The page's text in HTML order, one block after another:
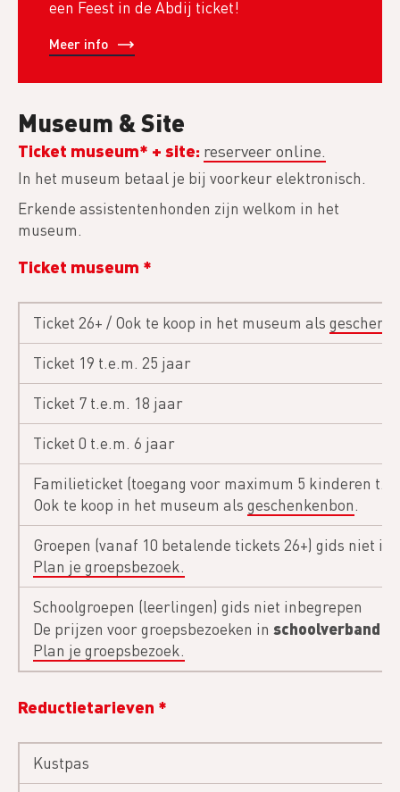
een Feest in de Abdij ticket!
Meer info
Museum & Site
Ticket museum* + site: reserveer online.
In het museum betaal je bij voorkeur elektronisch.
Erkende assistentenhonden zijn welkom in het
museum.
Ticket museum *
Ticket 26+ / Ook te koop in het museum als
Ticket 19 t.e.m. 25 jaar
Ticket 7 t.e.m. 18 jaar
Ticket 0 t.e.m. 6 jaar
Familieticket (toegang voor maximum 5 kinderen
Ook te koop in het museum als geschenkenbon.
Groepen (vanaf 10 betalende tickets 26+) gids niet
Plan je groepsbezoek.
Schoolgroepen (leerlingen) gids niet inbegrepen
De prijzen voor groepsbezoeken in schoolverband
Plan je groepsbezoek.
Reductietarieven *
Kustpas